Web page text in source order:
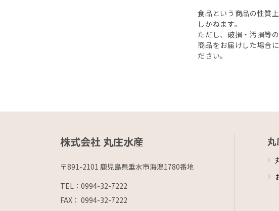
食品という商品の性質
しかねます。
ただし、破損・汚損等
商品をお届けした場合
ださい。
株式会社 丸庄水産
〒891-2101 鹿児島県垂水市海潟1780番地
TEL：0994-32-7222
FAX： 0994-32-7222